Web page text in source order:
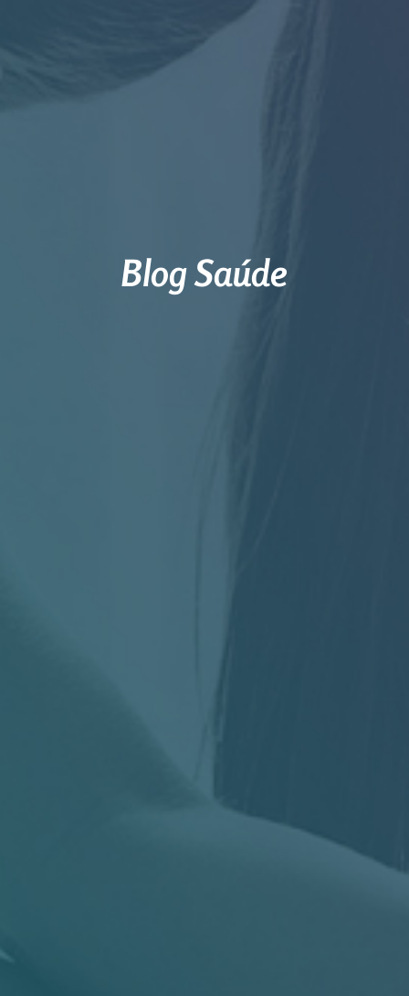
Blog Saúde